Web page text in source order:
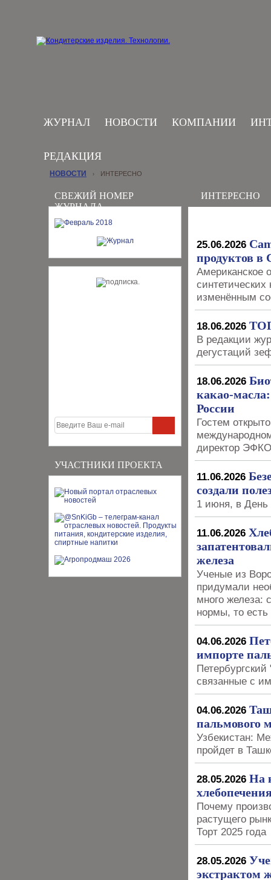
ЖУРНАЛ НОВОСТИ КОМПАНИИ
РЕДАКЦИЯ
СВЕЖИЙ НОМЕР
ЖУРНАЛА
УЧАСТНИКИ ПРОЕКТА
НОВОСТИ › ИНТЕРЕСНО
ИНТЕРЕСНО
25.06.2026
продуктов
Американское
изменённым
18.06.2026
В редакции
дегустаций
18.06.2026
какао-
России
Гостем
директор
11.06.2026
создали
1 июня, в День
11.06.2026
железа
Ученые из
придумали
много железа:
нормы, то есть
04.06.2026
импорте
связанные с
04.06.2026
пальмового
Узбекистан:
пройдет в
28.05.2026 На
Почему
растущего
Торт 2025 года
28.05.2026
экстрактом